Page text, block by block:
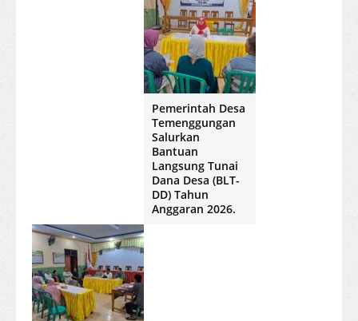
Pemerintah Desa
Temenggungan
Salurkan
Bantuan
Langsung Tunai
Dana Desa (BLT-
DD) Tahun
Anggaran 2026.